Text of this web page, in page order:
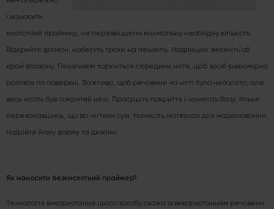
і наносити
кислотний праймер, не перевищуючи мінімальну необхідну кількість.
Відкрийте флакон, наберіть трохи на пензель. Надлишок змахніть об
край флакону. Пензликом торкніться середини нігтя, щоб засіб рівномірно
розтікся по поверхні. Важливо, щоб речовини на нігті було небагато, але
весь ніготь був покритий нею. Просушіть покриття і нанесіть базу, тільки
переконавшись, що всі нігтики сухі. Нанесіть матеріал для моделювання,
надайте йому форму та дизайн.
Як наносити безкислотний праймер?
Технологія використання цього засобу схожа із використанням речовини